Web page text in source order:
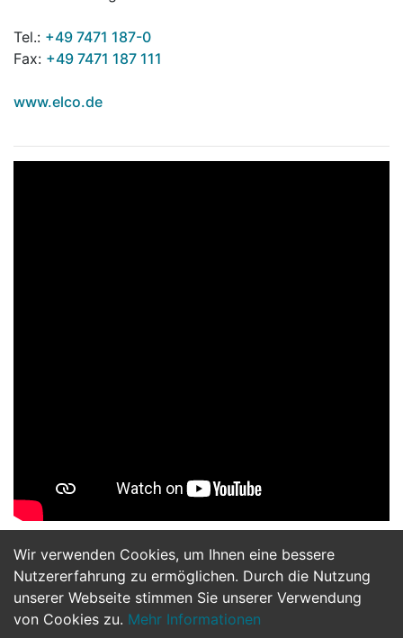
Wir verwenden Cookies, um Ihnen eine bessere
Nutzererfahrung zu ermöglichen. Durch die Nutzung
unserer Webseite stimmen Sie unserer Verwendung
von Cookies zu. Mehr Informationen
Tel.: +49 7471 187-0
Fax: +49 7471 187 111
www.elco.de
Jetzt Bewerben